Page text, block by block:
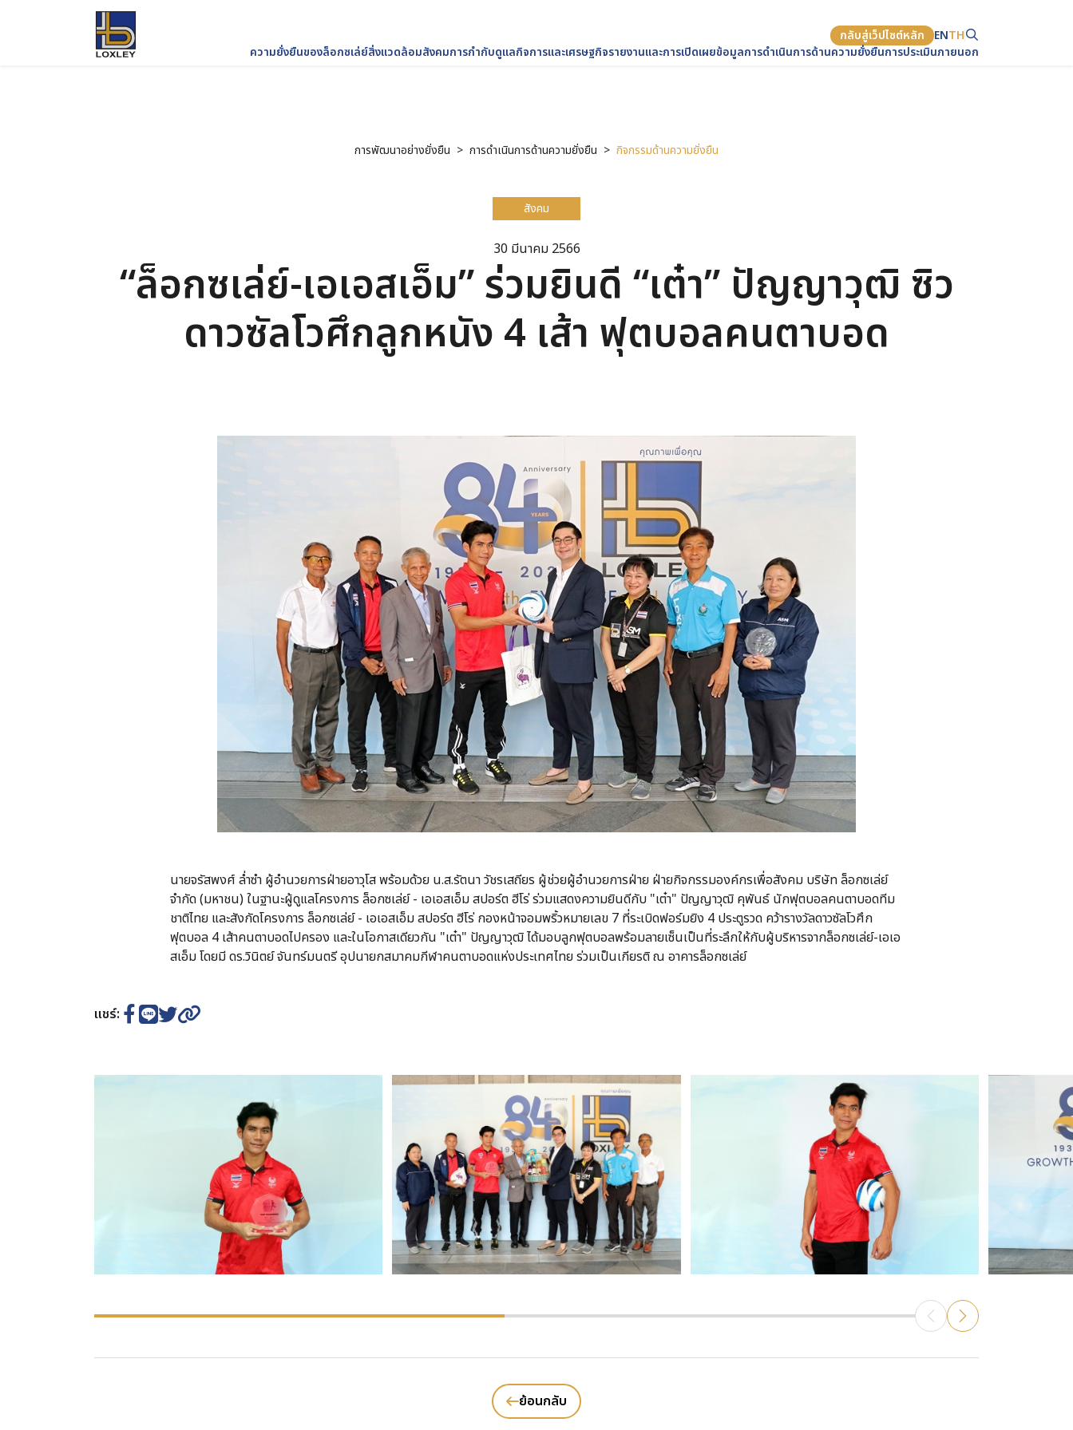
กลับสู่เว็ปไซต์หลัก ENTH
ความยั่งยืนของล็อกซเล่ย์สิ่งแวดล้อมสังคมการกำกับดูแลกิจการและเศรษฐกิจรายงานและการเปิดเผยข้อมูลการดำเนินการด้านความยั่งยืนการประเมินภายนอก
การพัฒนาอย่างยั่งยืน การดำเนินการด้านความยั่งยืน กิจกรรมด้านความยั่งยืน
สังคม
30 มีนาคม 2566
“ล็อกซเล่ย์-เอเอสเอ็ม” ร่วมยินดี “เต๋า” ปัญญาวุฒิ ซิว
ดาวซัลโวศึกลูกหนัง 4 เส้า ฟุตบอลคนตาบอด
นายจรัสพงศ์ ล่ำซำ ผู้อำนวยการฝ่ายอาวุโส พร้อมด้วย น.ส.รัตนา วัชรเสถียร ผู้ช่วยผู้อำนวยการฝ่าย ฝ่ายกิจกรรมองค์กรเพื่อสังคม บริษัท ล็อกซเล่ย์
จำกัด (มหาชน) ในฐานะผู้ดูแลโครงการ ล็อกซเล่ย์ - เอเอสเอ็ม สปอร์ต ฮีโร่ ร่วมแสดงความยินดีกับ "เต๋า" ปัญญาวุฒิ คุพันธ์ นักฟุตบอลคนตาบอดทีม
ชาติไทย และสังกัดโครงการ ล็อกซเล่ย์ - เอเอสเอ็ม สปอร์ต ฮีโร่ กองหน้าจอมพริ้วหมายเลข 7 ที่ระเบิดฟอร์มยิง 4 ประตูรวด คว้ารางวัลดาวซัลโวศึก
ฟุตบอล 4 เส้าคนตาบอดไปครอง และในโอกาสเดียวกัน "เต๋า" ปัญญาวุฒิ ได้มอบลูกฟุตบอลพร้อมลายเซ็นเป็นที่ระลึกให้กับผู้บริหารจากล็อกซเล่ย์-เอเอ
สเอ็ม โดยมี ดร.วินิตย์ จันทร์มนตรี อุปนายกสมาคมกีฬาคนตาบอดแห่งประเทศไทย ร่วมเป็นเกียรติ ณ อาคารล็อกซเล่ย์
แชร์:
ย้อนกลับ